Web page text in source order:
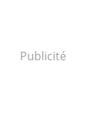
Publicité